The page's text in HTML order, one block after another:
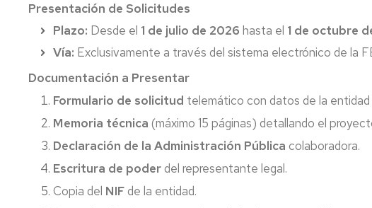
Presentación de Solicitudes
Plazo: Desde el 1 de julio de 2026 hasta el 1 de octubre
Vía: Exclusivamente a través del sistema electrónico de la
Documentación a Presentar
Formulario de solicitud telemático con datos de la
Memoria técnica (máximo 15 páginas) detallando el
Declaración de la Administración Pública colaboradora.
Escritura de poderdel representante legal.
Copia del NIFde la entidad.